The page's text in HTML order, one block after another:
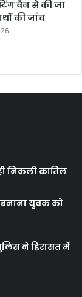
वैन से की जा
की जांच
निकली कातिल
युवक को
ने हिरासत में